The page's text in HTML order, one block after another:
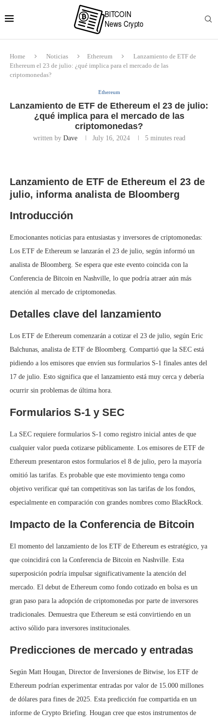
Home Noticias Ethereum
Lanzamiento de ETF de
Ethereum el 23 de julio: ¿qué implica para el mercado de las
criptomonedas?
Ethereum
Lanzamiento de ETF de Ethereum el 23 de julio:
¿qué implica para el mercado de las
criptomonedas?
written by Dave July 16, 2024 5 minutes read
Lanzamiento de ETF de Ethereum el 23 de
julio, informa analista de Bloomberg
Introducción
Emocionantes noticias para entusiastas y inversores de criptomonedas:
Los ETF de Ethereum se lanzarán el 23 de julio, según informó un
analista de Bloomberg. Se espera que este evento coincida con la
Conferencia de Bitcoin en Nashville, lo que podría atraer aún más
atención al mercado de criptomonedas.
Detalles clave del lanzamiento
Los ETF de Ethereum comenzarán a cotizar el 23 de julio, según Eric
Balchunas, analista de ETF de Bloomberg. Compartió que la SEC está
pidiendo a los emisores que envíen sus formularios S-1 finales antes del
17 de julio. Esto significa que el lanzamiento está muy cerca y debería
ocurrir sin problemas de última hora.
Formularios S-1 y SEC
La SEC requiere formularios S-1 como registro inicial antes de que
cualquier valor pueda cotizarse públicamente. Los emisores de ETF de
Ethereum presentaron estos formularios el 8 de julio, pero la mayoría
omitió las tarifas. Es probable que este movimiento tenga como
objetivo verificar qué tan competitivas son las tarifas de los fondos,
especialmente en comparación con grandes nombres como BlackRock.
Impacto de la Conferencia de Bitcoin
El momento del lanzamiento de los ETF de Ethereum es estratégico, ya
que coincidirá con la Conferencia de Bitcoin en Nashville. Esta
superposición podría impulsar significativamente la atención del
mercado. El debut de Ethereum como fondo cotizado en bolsa es un
gran paso para la adopción de criptomonedas por parte de inversores
tradicionales. Demuestra que Ethereum se está convirtiendo en un
activo sólido para inversores institucionales.
Predicciones de mercado y entradas
Según Matt Hougan, Director de Inversiones de Bitwise, los ETF de
Ethereum podrían experimentar entradas por valor de 15.000 millones
de dólares para fines de 2025. Esta predicción fue compartida en un
informe de Crypto Briefing. Hougan cree que estos instrumentos de